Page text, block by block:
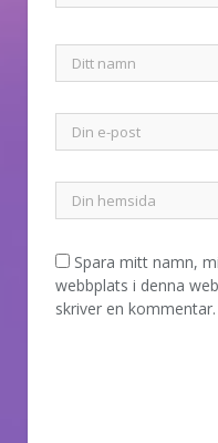
Spara mitt namn,
webbplats i denna
skriver en kommentar.